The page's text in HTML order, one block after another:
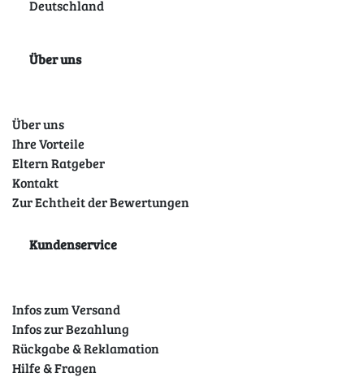
Deutschland
Über uns
Über uns
Ihre Vorteile
Eltern Ratgeber
Kontakt
Zur Echtheit der Bewertungen
Kundenservice
Infos zum Versand
Infos zur Bezahlung
Rückgabe & Reklamation
Hilfe & Fragen